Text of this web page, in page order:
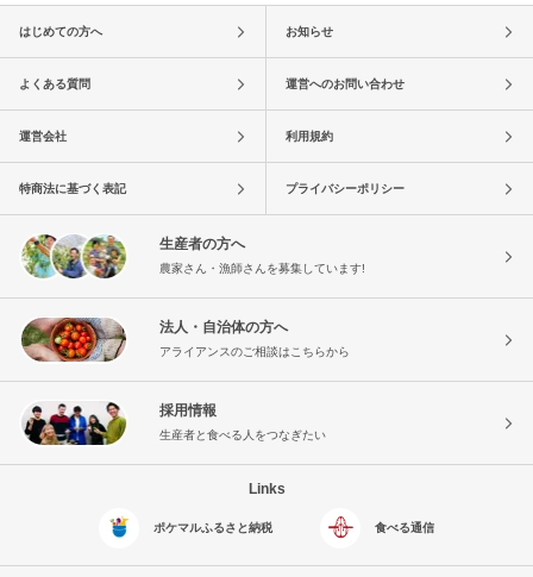
はじめての方へ お知らせ
よくある質問 運営へのお問い合わせ
運営会社 利用規約
特商法に基づく表記 プライバシーポリシー
生産者の方へ
農家さん・漁師さんを募集しています!
法人・自治体の方へ
アライアンスのご相談はこちらから
採用情報
生産者と食べる人をつなぎたい
Links
ポケマルふるさと納税 食べる通信